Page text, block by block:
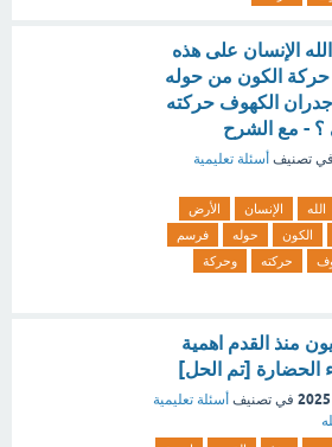
الإنسان على هذه
الكون من حوله
الكهوف حركته
؟ - مع الشرح
في تصنيف أسئلة تعليمية
الله الإنسان
الأرض
الكون حوله
فرسم
حركته
وحركة
منذ القدم اهمية
الحضارة [تم الحل]
في تصنيف أسئلة تعليمية